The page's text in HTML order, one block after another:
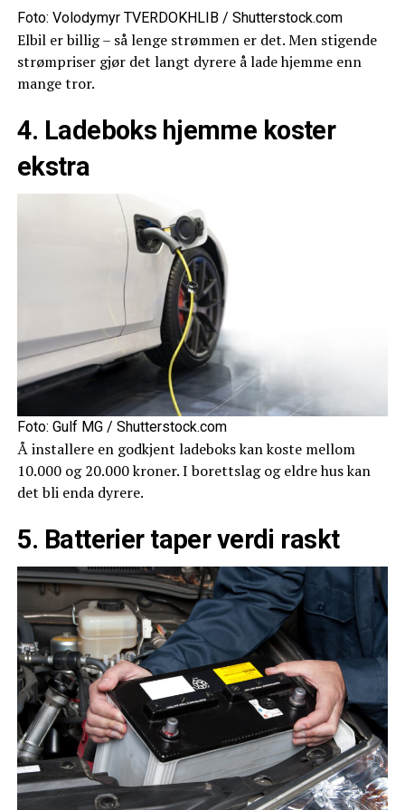
Foto: Volodymyr TVERDOKHLIB / Shutterstock.com
Elbil er billig – så lenge strømmen er det. Men stigende
strømpriser gjør det langt dyrere å lade hjemme enn
mange tror.
4. Ladeboks hjemme koster
ekstra
Foto: Gulf MG / Shutterstock.com
Å installere en godkjent ladeboks kan koste mellom
10.000 og 20.000 kroner. I borettslag og eldre hus kan
det bli enda dyrere.
5. Batterier taper verdi raskt